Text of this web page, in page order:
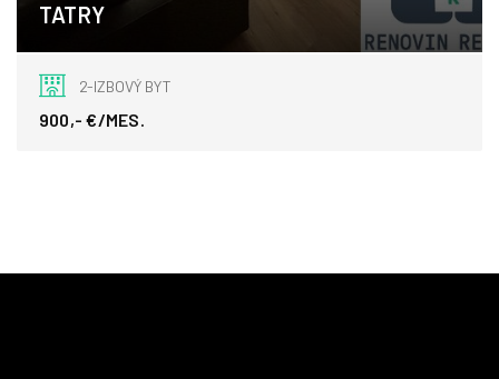
TATRY
Pod lesom, Vysoké Tatry
2-IZBOVÝ BYT
900,- €/MES.